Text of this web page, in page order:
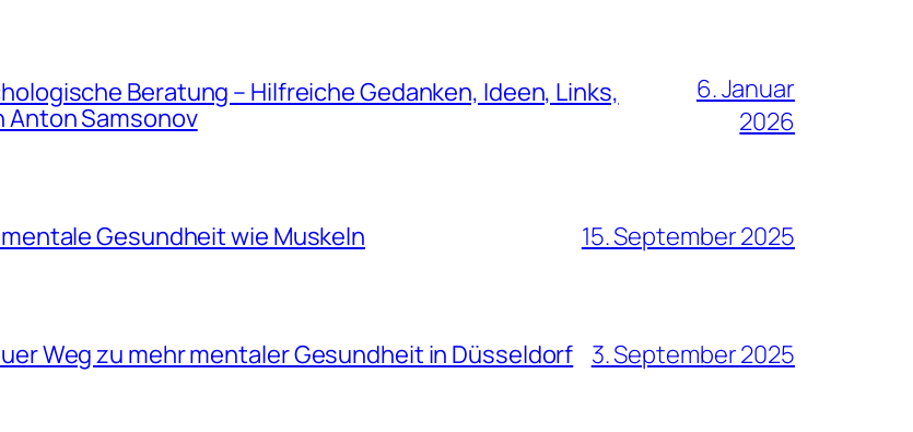
Beratung – Hilfreiche Gedanken, Ideen, Links,
Anton Samsonov
6. Januar
2026
Gesundheit wie Muskeln 15. September 2025
Weg zu mehr mentaler Gesundheit in Düsseldorf 3. September 2025